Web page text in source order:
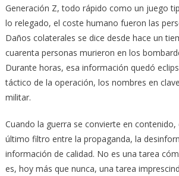
Generación Z, todo rápido como un juego
lo relegado, el coste humano fueron las
Daños colaterales se dice desde hace un
cuarenta personas murieron en los
Durante horas, esa información quedó
táctico de la operación, los nombres en
militar.
Cuando la guerra se convierte en
último filtro entre la propaganda, la
información de calidad. No es una tarea
es, hoy más que nunca, una tarea